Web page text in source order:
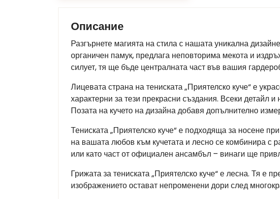
Описание
Разгърнете магията на стила с нашата уникална
органичен памук, предлага неповторима мекота и
силует, тя ще бъде централната част във вашия
Лицевата страна на тениската „Приятелско куче“ е
характерни за тези прекрасни създания. Всеки детайл
Позата на кучето на дизайна добавя допълнително
Тениската „Приятелско куче“ е подходяща за носене
на вашата любов към кучетата и лесно се комбинира с
или като част от официален ансамбъл – винаги ще
Грижата за тениската „Приятелско куче“ е лесна. Тя е
изображението остават непроменени дори след